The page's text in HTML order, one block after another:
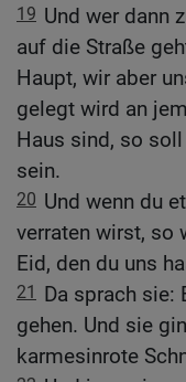
19 Und wer dann
auf die Straße
Haupt, wir aber
gelegt wird an
Haus sind, so
sein.
20 Und wenn du
verraten wirst, so
Eid, den du uns
21
Da sprach sie:
gehen. Und sie
karmesinrote